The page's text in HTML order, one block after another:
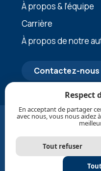
À propos & l’équipe
Carrière
À propos de notre
Contactez-nous
© Mis à jour en Août,
protection des
Conditions générales
RBQ et travaux
Respect
En acceptant de partager
avec nous, vous nous aidez
Tout refuser